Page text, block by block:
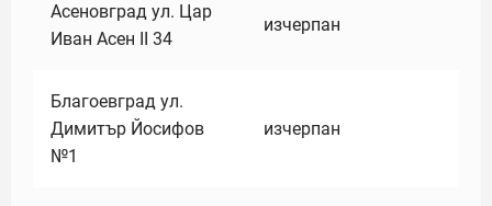
Асеновград ул. Цар
Иван Асен II 34
изчерпан
Благоевград ул.
Димитър Йосифов
№1
изчерпан